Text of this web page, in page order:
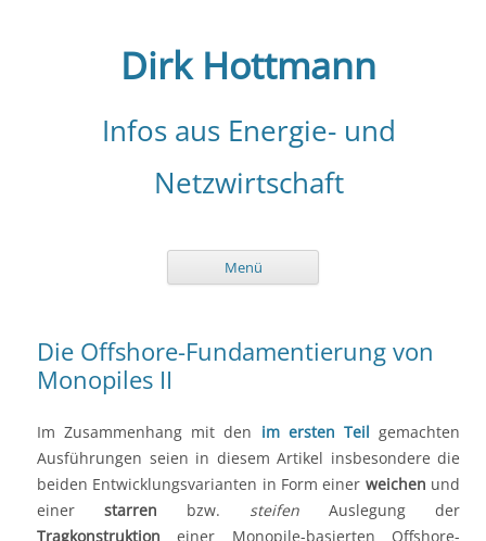
Dirk Hottmann
Infos aus Energie- und
Netzwirtschaft
Menü
Die Offshore-Fundamentierung von
Monopiles II
Im Zusammenhang mit den im ersten Teil gemachten
Ausführungen seien in diesem Artikel insbesondere die
beiden Entwicklungsvarianten in Form einer weichen und
einer starren bzw. steifen Auslegung der
Tragkonstruktion einer Monopile-basierten Offshore-